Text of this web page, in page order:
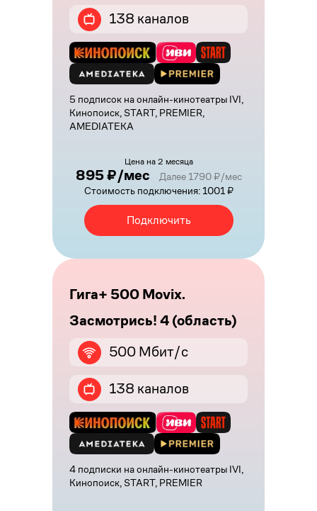
138 каналов
5 подписок на онлайн-кинотеатры IVI,
Кинопоиск, START, PREMIER,
AMEDIATEKA
Цена на 2 месяца
895 ₽/мес
Далее 1790 ₽/мес
Стоимость подключения: 1001 ₽
Подключить
Гига+ 500 Movix.
Засмотрись! 4 (область)
500 Мбит/с
138 каналов
4 подписки на онлайн-кинотеатры IVI,
Кинопоиск, START, PREMIER